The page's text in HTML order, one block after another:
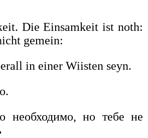
Die Einsamkeit ist noth:
gemein:
in einer Wiisten seyn.
необходимо, но тебе не